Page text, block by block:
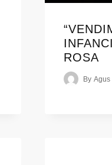
ROSA
By Agus